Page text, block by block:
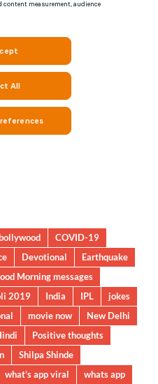
COVID-19
Devotional
Earthquake
Morning messages
2019 India IPL
jokes
movie now
New Delhi
Positive thoughts
Shilpa Shinde
what's app viral
whats app